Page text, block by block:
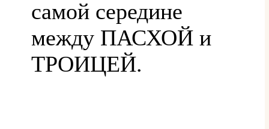
самой середине
между ПАСХОЙ и
ТРОИЦЕЙ.